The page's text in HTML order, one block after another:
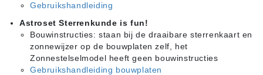
Gebruikshandleiding
Astroset Sterrenkunde is fun!
Bouwinstructies: staan bij de draaibare sterrenkaart en
zonnewijzer op de bouwplaten zelf, het
Zonnestelselmodel heeft geen bouwinstructies
Gebruikshandleiding bouwplaten